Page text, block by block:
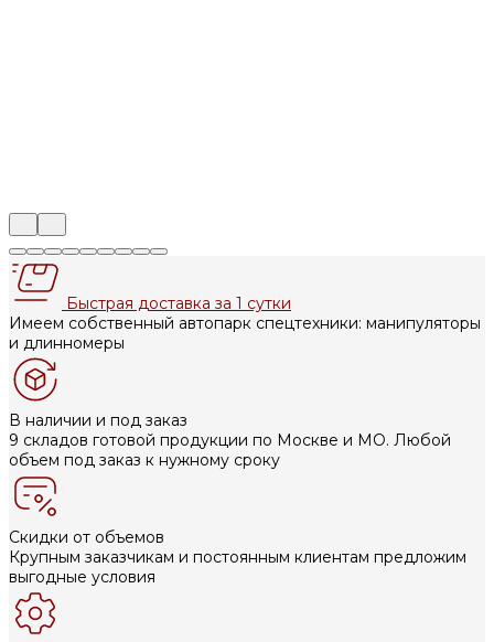
Быстрая доставка за 1 сутки
Имеем собственный автопарк спецтехники: манипуляторы
и длинномеры
В наличии и под заказ
9 складов готовой продукции по Москве и МО. Любой
объем под заказ к нужному сроку
Скидки от объемов
Крупным заказчикам и постоянным клиентам предложим
выгодные условия